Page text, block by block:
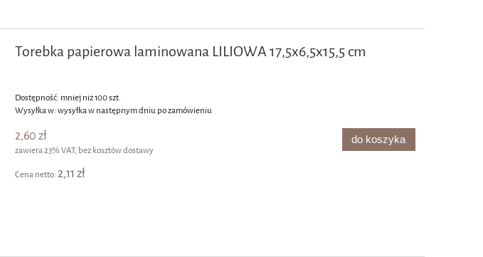
Torebka papierowa laminowana LILIOWA 17,5x6,5x15,5 cm
Dostępność: mniej niż 100 szt.
Wysyłka w:wysyłka w następnym dniu po zamówieniu
2,60 zł
zawiera 23% VAT, bez kosztów dostawy
Cena netto: 2,11 zł
do koszyka